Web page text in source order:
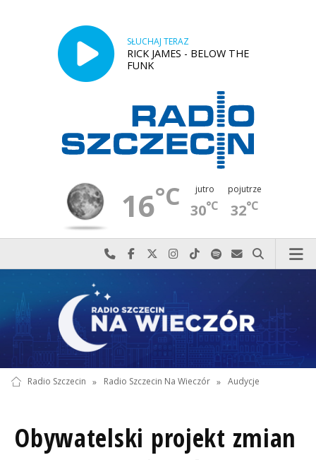
SŁUCHAJ TERAZ
RICK JAMES - BELOW THE
FUNK
16°C jutro
30°C
pojutrze
32°C
Najlepiej po prostu do nas zadzwoń
Odwiedź nas na Facebook-u
Odwiedź nas na X
Odwiedź nas na Instagram-ie
Odwiedź nas na TikTok-u
Szukaj nas na Spotify
Wyślij do nas
Szukaj
Radio Szczecin » Radio Szczecin Na Wieczór » Audycje
Obywatelski projekt zmian